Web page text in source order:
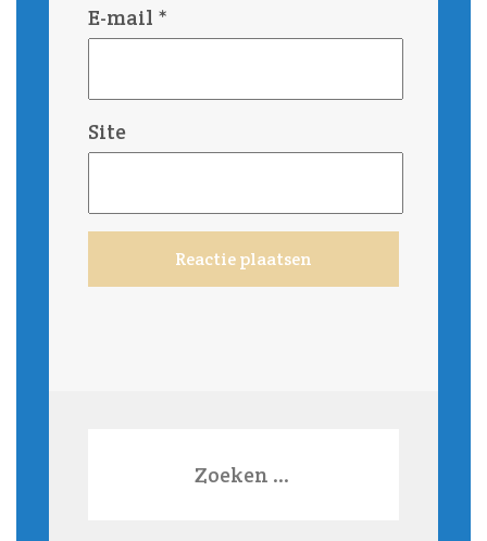
E-mail *
Site